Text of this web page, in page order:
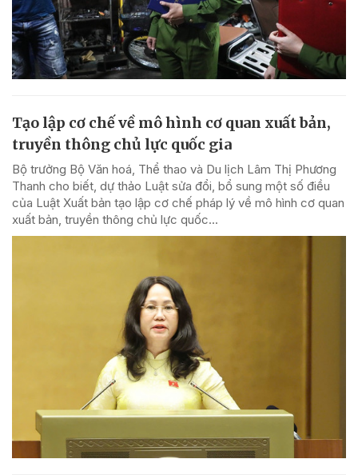
Tạo lập cơ chế về mô hình cơ quan xuất bản,
truyền thông chủ lực quốc gia
Bộ trưởng Bộ Văn hoá, Thể thao và Du lịch Lâm Thị Phương
Thanh cho biết, dự thảo Luật sửa đổi, bổ sung một số điều
của Luật Xuất bản tạo lập cơ chế pháp lý về mô hình cơ quan
xuất bản, truyền thông chủ lực quốc...